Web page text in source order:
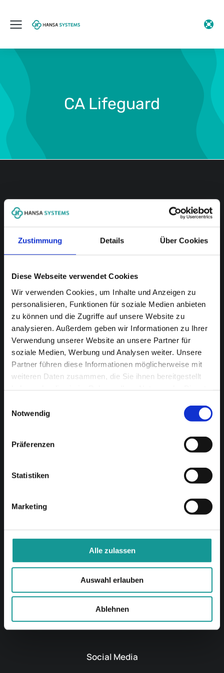
Zustimmung Details Über Cookies
Diese Webseite verwendet Cookies
Wir verwenden Cookies, um Inhalte und Anzeigen zu
personalisieren, Funktionen für soziale Medien anbieten
zu können und die Zugriffe auf unsere Website zu
analysieren. Außerdem geben wir Informationen zu Ihrer
Verwendung unserer Website an unsere Partner für
soziale Medien, Werbung und Analysen weiter. Unsere
Partner führen diese Informationen möglicherweise mit
weiteren Daten zusammen, die Sie ihnen bereitgestellt
Notwendig
Präferenzen
Statistiken
Marketing
Alle zulassen
Auswahl erlauben
Ablehnen
CA Lifeguard
Montag – Freitag 8 – 17 Uhr
Telefon: 0421 / 438 12 - 0
IT-Support
VoIP-Telefonanlagen
Netzwerkinfrastruktur
Social Media